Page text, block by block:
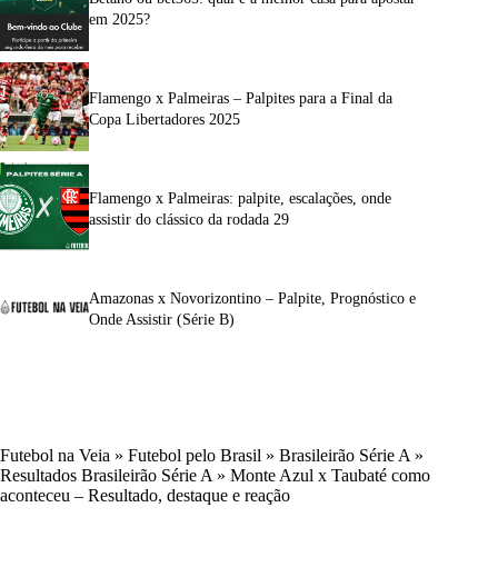
em 2025?
Flamengo x Palmeiras – Palpites para a Final da
Copa Libertadores 2025
Flamengo x Palmeiras: palpite, escalações, onde
assistir do clássico da rodada 29
Amazonas x Novorizontino – Palpite, Prognóstico e
Onde Assistir (Série B)
Futebol na Veia » Futebol pelo Brasil » Brasileirão Série A »
Resultados Brasileirão Série A » Monte Azul x Taubaté como
aconteceu – Resultado, destaque e reação